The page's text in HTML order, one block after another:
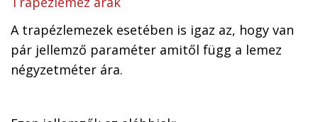
A trapézlemezek esetében is igaz az, hogy van
pár jellemző paraméter amitől függ a lemez
négyzetméter ára.